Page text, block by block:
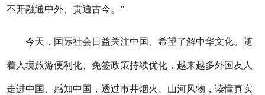
不开融通中外、贯通古今。”
今天，国际社会日益关注中国、希望了解中华文化。随
着入境旅游便利化、免签政策持续优化，越来越多外国友人
走进中国、感知中国，透过市井烟火、山河风物，读懂真实